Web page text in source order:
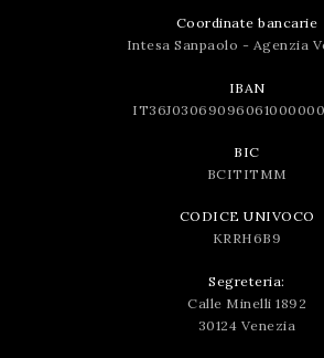
Coordinate bancarie
Intesa Sanpaolo - Agenzia
IBAN
BIC
BCITITMM
CODICE UNIVOCO
KRRH6B9
Segreteria:
Calle Minelli 1892
30124 Venezia